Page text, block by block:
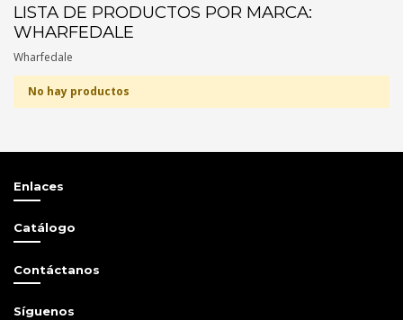
LISTA DE PRODUCTOS POR MARCA:
WHARFEDALE
Wharfedale
No hay productos
Enlaces
Catálogo
Contáctanos
Síguenos